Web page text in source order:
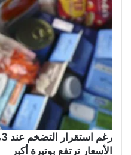
الأسعار ترتفع بوتيرة أكبر